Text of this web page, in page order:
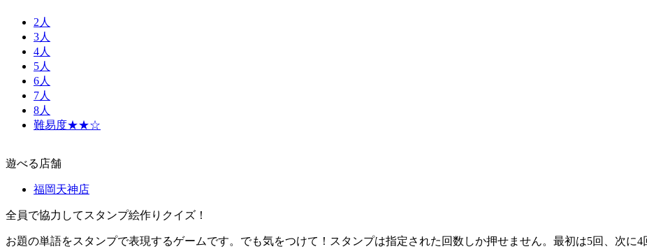
2人
3人
4人
5人
6人
7人
8人
難易度★★☆
遊べる店舗
福岡天神店
全員で協力してスタンプ絵作りクイズ！
お題の単語をスタンプで表現するゲームです。でも気をつけて！スタンプは指定された回数しか押せません。最初は5回、次に